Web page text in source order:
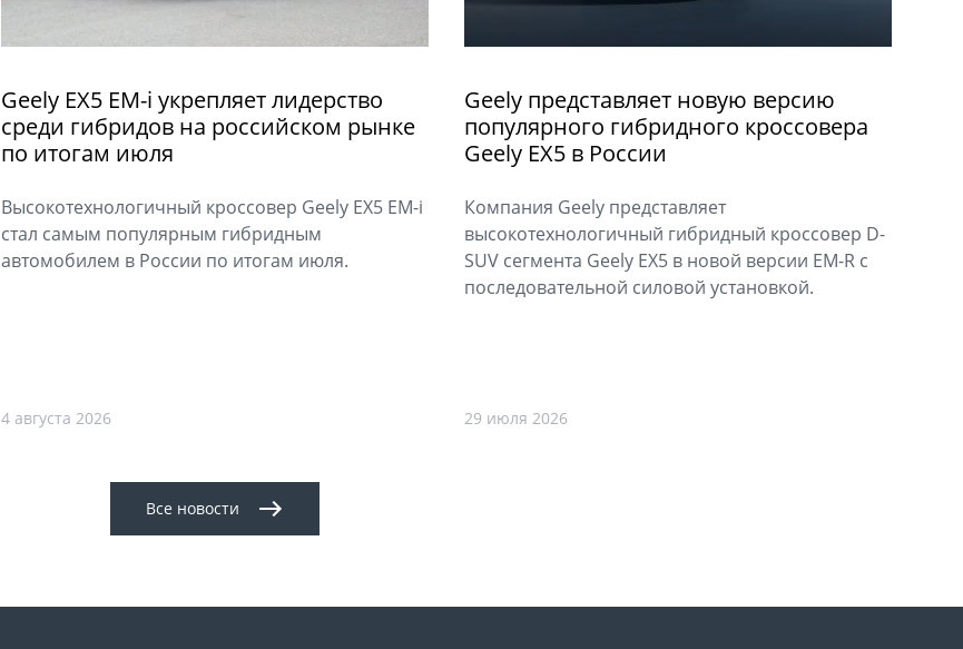
Geely EX5 EM-i укрепляет лидерство
среди гибридов на российском рынке
по итогам июля
Высокотехнологичный кроссовер Geely EX5 EM-i
стал самым популярным гибридным
автомобилем в России по итогам июля.
4 августа 2026
Geely представляет новую версию
популярного гибридного кроссовера
Geely EX5 в России
Компания Geely представляет
высокотехнологичный гибридный кроссовер D-
SUV сегмента Geely EX5 в новой версии EM-R с
последовательной силовой установкой.
29 июля 2026
Все новости